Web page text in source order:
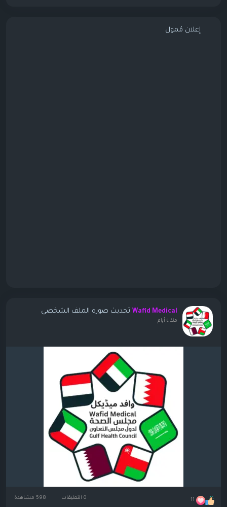
إعلان مُمول
Wafid Medical تحديث صورة الملف الشخصي
منذ ٤ أيام
11 0 التعليقات